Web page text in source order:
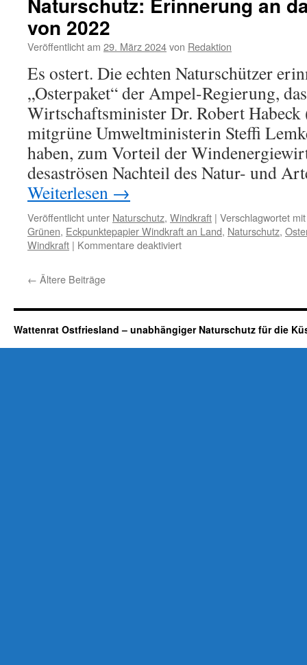
von 2022
Veröffentlicht am 29. März 2024von Redaktion
Es ostert. Die echten Naturschützer
„Osterpaket“ der Ampel-Regierung,
Wirtschaftsminister Dr. Robert Habeck
mitgrüne Umweltministerin Steffi
haben, zum Vorteil der
desaströsen Nachteil des Natur- und
Weiterlesen →
Veröffentlicht unter Naturschutz, Windkraft | Verschlagwortet mit
Grünen, Eckpunktepapier Windkraft an Land, Naturschutz,
Windkraft | Kommentare deaktiviertfür
„Osterpaket“
von
2022
← Ältere Beiträge
Wattenrat Ostfriesland – unabhängiger Naturschutz für die